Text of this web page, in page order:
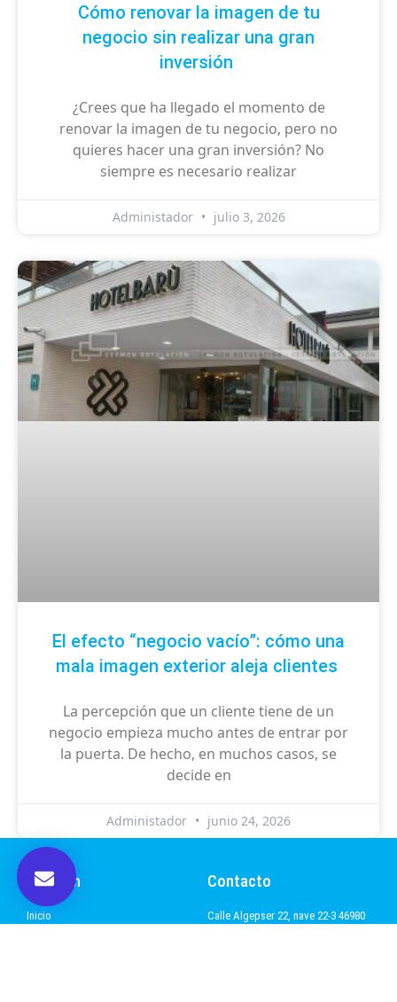
Cómo renovar la imagen de tu
negocio sin realizar una gran
inversión
¿Crees que ha llegado el momento de
renovar la imagen de tu negocio, pero no
quieres hacer una gran inversión? No
siempre es necesario realizar
Administador julio 3, 2026
El efecto “negocio vacío”: cómo una
mala imagen exterior aleja clientes
La percepción que un cliente tiene de un
negocio empieza mucho antes de entrar por
la puerta. De hecho, en muchos casos, se
decide en
Administador junio 24, 2026
Gexmon
Inicio
Contacto
Calle Algepser 22, nave 22-3 46980